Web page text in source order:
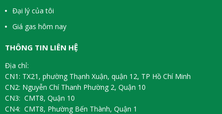
Đại lý của tôi
Giá gas hôm nay
THÔNG TIN LIÊN HỆ
Địa chỉ:
CN1: TX21, phường Thạnh Xuận, quận 12, TP Hồ Chí Minh
CN2: Nguyễn Chí Thanh Phường 2, Quận 10
CN3: CMT8, Quận 10
CN4: CMT8, Phường Bến Thành, Quận 1